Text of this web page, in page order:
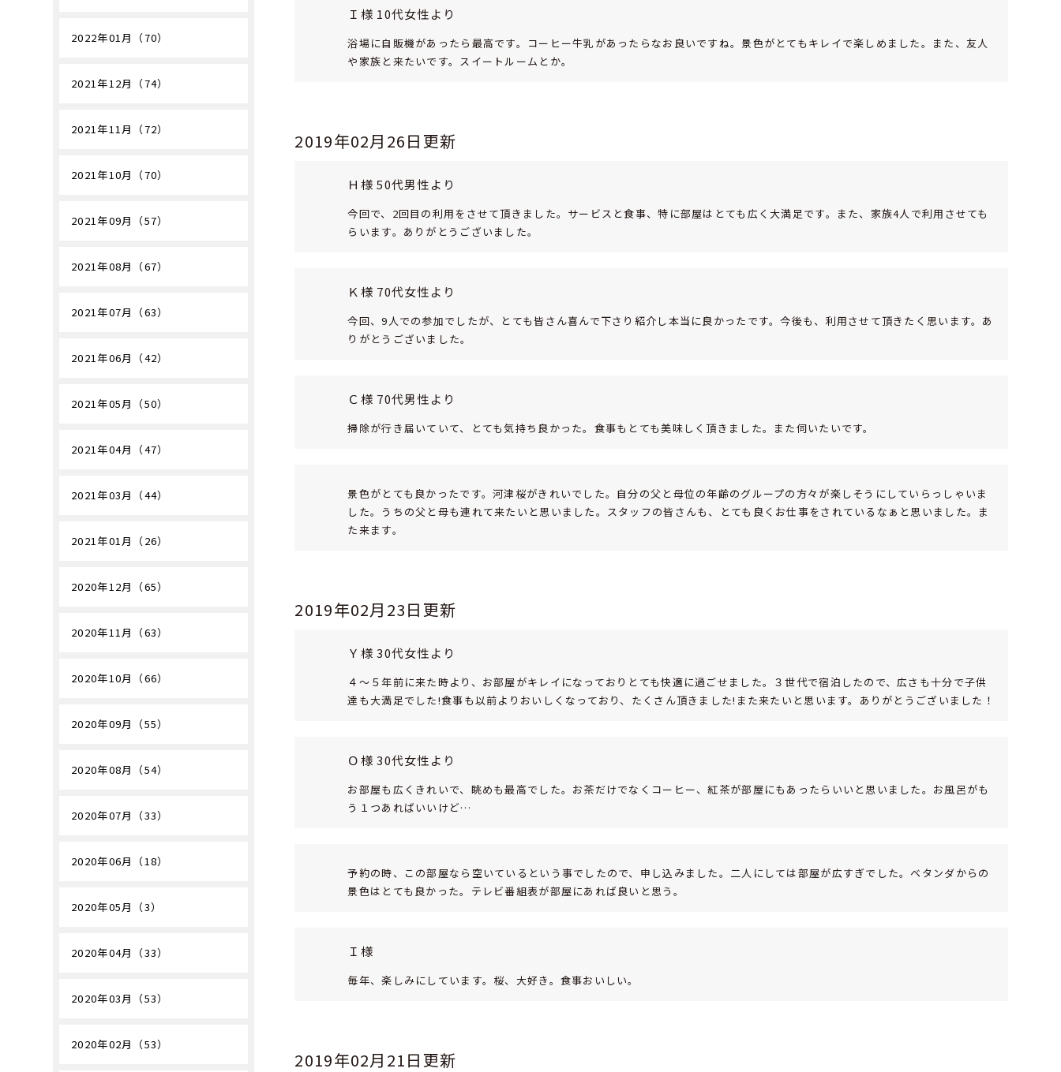
Ｉ様 10代女性より
浴場に自販機があったら最高です。コーヒー牛乳があったらなお良いですね。景色がとてもキレイで楽しめました。また、友人
や家族と来たいです。スイートルームとか。
2019年02月26日更新
Ｈ様 50代男性より
今回で、2回目の利用をさせて頂きました。サービスと食事、特に部屋はとても広く大満足です。また、家族4人で利用させても
らいます。ありがとうございました。
Ｋ様 70代女性より
今回、9人での参加でしたが、とても皆さん喜んで下さり紹介し本当に良かったです。今後も、利用させて頂きたく思います。あ
りがとうございました。
Ｃ様 70代男性より
掃除が行き届いていて、とても気持ち良かった。食事もとても美味しく頂きました。また伺いたいです。
景色がとても良かったです。河津桜がきれいでした。自分の父と母位の年齢のグループの方々が楽しそうにしていらっしゃいま
した。うちの父と母も連れて来たいと思いました。スタッフの皆さんも、とても良くお仕事をされているなぁと思いました。ま
た来ます。
2019年02月23日更新
Ｙ様 30代女性より
４～５年前に来た時より、お部屋がキレイになっておりとても快適に過ごせました。３世代で宿泊したので、広さも十分で子供
達も大満足でした!食事も以前よりおいしくなっており、たくさん頂きました!また来たいと思います。ありがとうございました！
Ｏ様 30代女性より
お部屋も広くきれいで、眺めも最高でした。お茶だけでなくコーヒー、紅茶が部屋にもあったらいいと思いました。お風呂がも
う１つあればいいけど…
予約の時、この部屋なら空いているという事でしたので、申し込みました。二人にしては部屋が広すぎでした。ベタンダからの
景色はとても良かった。テレビ番組表が部屋にあれば良いと思う。
Ｉ様
毎年、楽しみにしています。桜、大好き。食事おいしい。
2019年02月21日更新
2022年01月（70）
2021年12月（74）
2021年11月（72）
2021年10月（70）
2021年09月（57）
2021年08月（67）
2021年07月（63）
2021年06月（42）
2021年05月（50）
2021年04月（47）
2021年03月（44）
2021年01月（26）
2020年12月（65）
2020年11月（63）
2020年10月（66）
2020年09月（55）
2020年08月（54）
2020年07月（33）
2020年06月（18）
2020年05月（3）
2020年04月（33）
2020年03月（53）
2020年02月（53）